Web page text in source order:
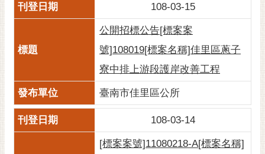
108-03-15
公開招標公告[標案案
號]108019[標案名稱]佳里區蔥子
寮中排上游段護岸改善工程
臺南市佳里區公所
108-03-14
[標案案號]11080218-A[標案名稱]